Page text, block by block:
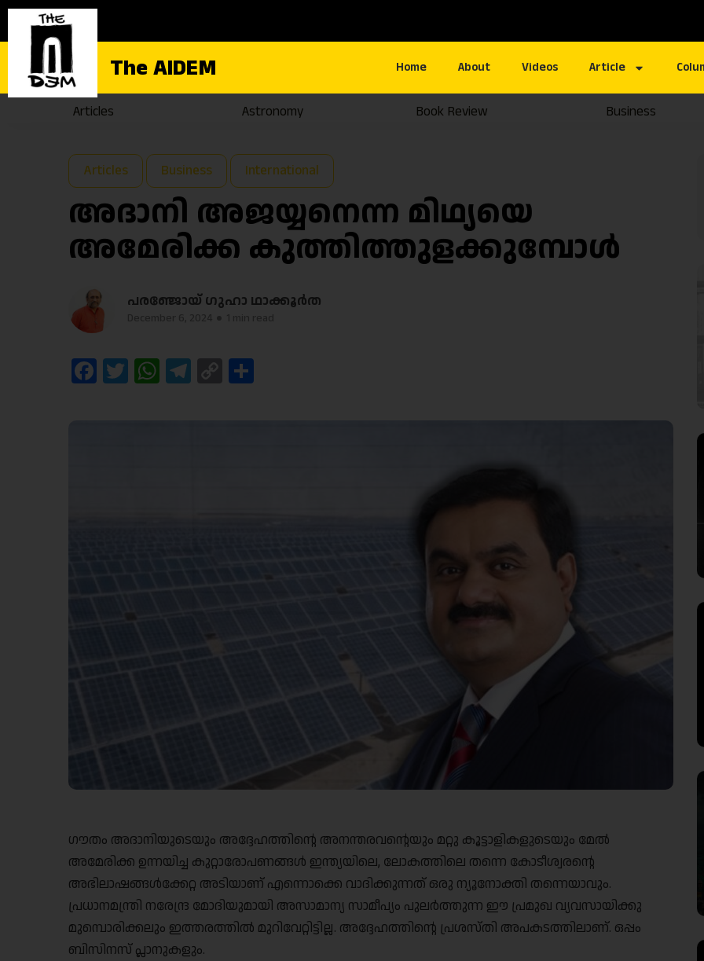
The AIDEM Home About Videos Article
Articles Astronomy Book Review Business
Articles Business International
അദാനി അജയ്യനെന്ന മിഥ്യയെ
അമേരിക്ക കുത്തിത്തുളക്കുമ്പോൾ
പരഞ്ജോയ് ഗുഹാ ഥാക്കൂർത
Facebook
Twitter
WhatsApp
Telegram
Copy
Link
ഗൗതം അദാനിയുടെയും അദ്ദേഹത്തിൻ്റെ അനന്തരവന്റെയും മറ്റു കൂട്ടാളികളുടെയും മേൽ
അമേരിക്ക ഉന്നയിച്ച കുറ്റാരോപണങ്ങൾ ഇന്ത്യയിലെ, ലോകത്തിലെ തന്നെ കോടീശ്വരൻ്റെ
അഭിലാഷങ്ങൾക്കേറ്റ അടിയാണ് എന്നൊക്കെ വാദിക്കുന്നത് ഒരു ന്യൂനോക്തി തന്നെയാവും.
പ്രധാനമന്ത്രി നരേന്ദ്ര മോദിയുമായി അസാമാന്യ സാമീപ്യം പുലർത്തുന്ന ഈ പ്രമുഖ വ്യവസായിക്കു
മുമ്പൊരിക്കലും ഇത്തരത്തിൽ മുറിവേറ്റിട്ടില്ല. അദ്ദേഹത്തിൻ്റെ പ്രശസ്തി അപകടത്തിലാണ്. ഒപ്പം
ബിസിനസ് പ്ലാനുകളും.